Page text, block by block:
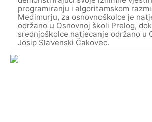
programiranju i algoritamskom
Međimurju, za osnovnoškolce je
održano u Osnovnoj školi Prelog,
srednjoškolce natjecanje održano u
Josip Slavenski Čakovec.